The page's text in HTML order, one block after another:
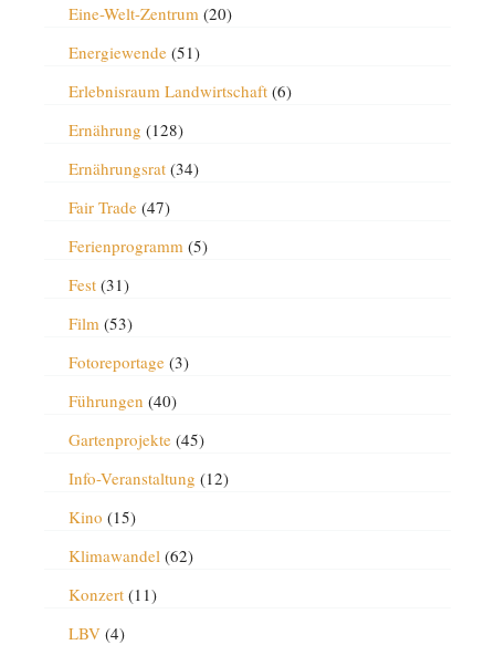
Eine-Welt-Zentrum (20)
Energiewende(51)
Erlebnisraum Landwirtschaft(6)
Ernährung (128)
Ernährungsrat(34)
Fair Trade(47)
Ferienprogramm (5)
Fest(31)
Film (53)
Fotoreportage(3)
Führungen (40)
Gartenprojekte(45)
Info-Veranstaltung (12)
Kino (15)
Klimawandel (62)
Konzert(11)
LBV(4)